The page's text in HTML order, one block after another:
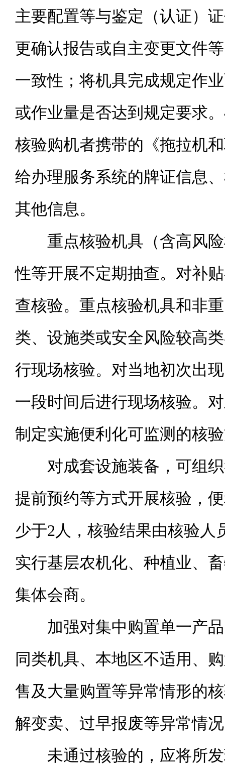
主要配置等与鉴定（认证）
更确认报告或自主变更文件
一致性；将机具完成规定作
或作业量是否达到规定要求
核验购机者携带的《拖拉机
给办理服务系统的牌证信息
其他信息。
重点核验机具（含高风
性等开展不定期抽查。对补
查核验。重点核验机具和非
类、设施类或安全风险较高
行现场核验。对当地初次出
一段时间后进行现场核验。
制定实施便利化可监测的核
对成套设施装备，可组
提前预约等方式开展核验，
少于2人，核验结果由核验
实行基层农机化、种植业、
集体会商。
加强对集中购置单一产
同类机具、本地区不适用、
售及大量购置等异常情形的
解变卖、过早报废等异常情
未通过核验的，应将所